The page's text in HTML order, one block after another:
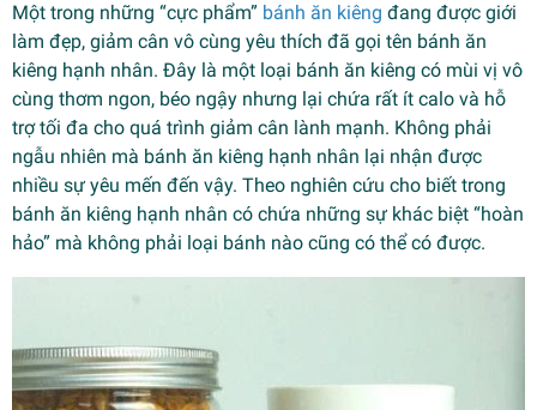
Một trong những “cực phẩm” bánh ăn kiêng đang được giới
làm đẹp, giảm cân vô cùng yêu thích đã gọi tên bánh ăn
kiêng hạnh nhân. Đây là một loại bánh ăn kiêng có mùi vị vô
cùng thơm ngon, béo ngậy nhưng lại chứa rất ít calo và hỗ
trợ tối đa cho quá trình giảm cân lành mạnh. Không phải
ngẫu nhiên mà bánh ăn kiêng hạnh nhân lại nhận được
nhiều sự yêu mến đến vậy. Theo nghiên cứu cho biết trong
bánh ăn kiêng hạnh nhân có chứa những sự khác biệt “hoàn
hảo” mà không phải loại bánh nào cũng có thể có được.